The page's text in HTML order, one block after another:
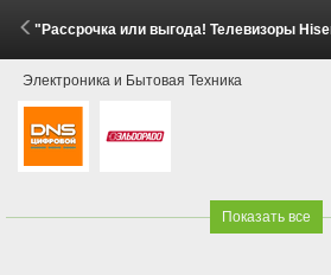
"Рассрочка или выгода! Телевизоры Hisense E8Q" (18 Апреля - 19
Электроника и Бытовая Техника
Показать все